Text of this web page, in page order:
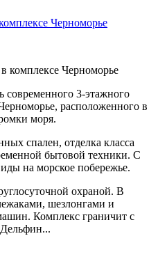
Черноморье
современного 3-этажного
расположенного в
моря.
спален, отделка класса
бытовой техники. С
на морское побережье.
охраной. В
шезлонгами и
Комплекс граничит с